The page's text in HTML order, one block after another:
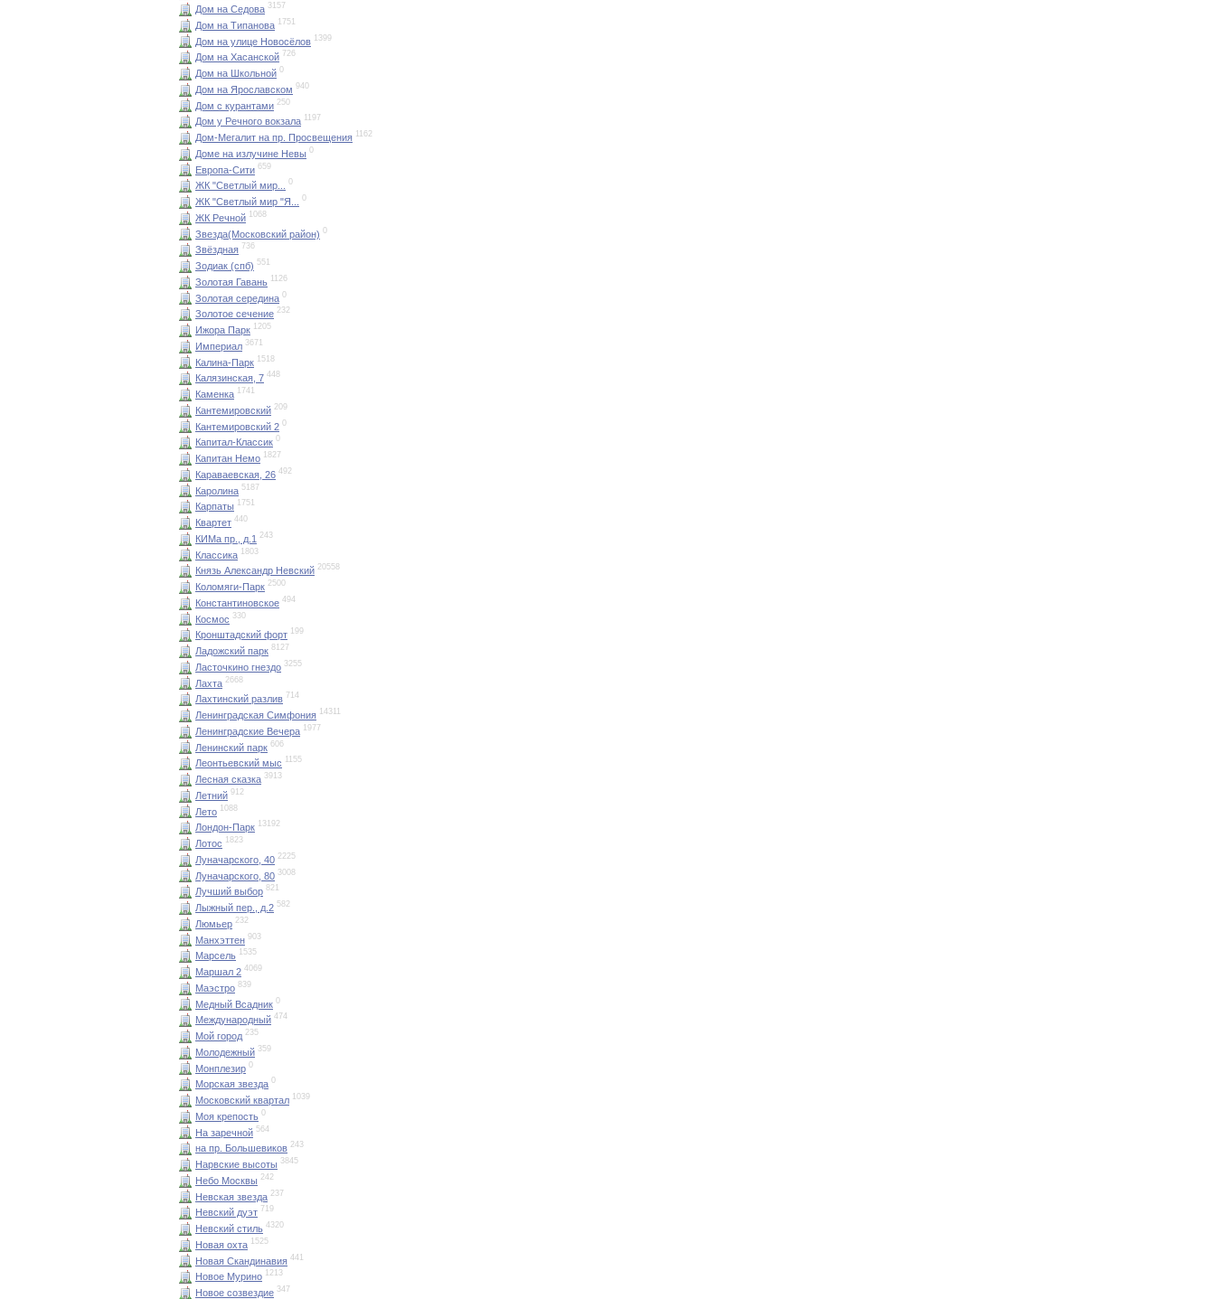
Дом на Седова 3157
Дом на Типанова 1751
Дом на улице Новосёлов 1399
Дом на Хасанской 726
Дом на Школьной 0
Дом на Ярославском 940
Дом с курантами 250
Дом у Речного вокзала 1197
Дом-Мегалит на пр. Просвещения 1162
Доме на излучине Невы 0
Европа-Сити 659
ЖК "Светлый мир... 0
ЖК "Светлый мир "Я... 0
ЖК Речной 1068
Звезда(Московский район) 0
Звёздная 736
Зодиак (спб) 551
Золотая Гавань 1126
Золотая середина 0
Золотое сечение 232
Ижора Парк 1205
Империал 3671
Калина-Парк 1518
Калязинская, 7 448
Каменка 1741
Кантемировский 209
Кантемировский 2 0
Капитал-Классик 0
Капитан Немо 1827
Караваевская, 26 492
Каролина 5187
Карпаты 1751
Квартет 440
КИМа пр., д.1 243
Классика 1803
Князь Александр Невский 20558
Коломяги-Парк 2500
Константиновское 494
Космос 330
Кронштадский форт 199
Ладожский парк 8127
Ласточкино гнездо 3255
Лахта 2668
Лахтинский разлив 714
Ленинградская Симфония 14311
Ленинградские Вечера 1977
Ленинский парк 606
Леонтьевский мыс 1155
Лесная сказка 3913
Летний 912
Лето 1088
Лондон-Парк 13192
Лотос 1823
Луначарского, 40 2225
Луначарского, 80 3008
Лучший выбор 821
Лыжный пер., д.2 582
Люмьер 232
Манхэттен 903
Марсель 1535
Маршал 2 4069
Маэстро 839
Медный Всадник 0
Международный 474
Мой город 235
Молодежный 359
Монплезир 0
Морская звезда 0
Московский квартал 1039
Моя крепость 0
На заречной 564
на пр. Большевиков 243
Нарвские высоты 3845
Небо Москвы 242
Невская звезда 237
Невский дуэт 719
Невский стиль 4320
Новая охта 1525
Новая Скандинавия 441
Новое Мурино 1213
Новое созвездие 347